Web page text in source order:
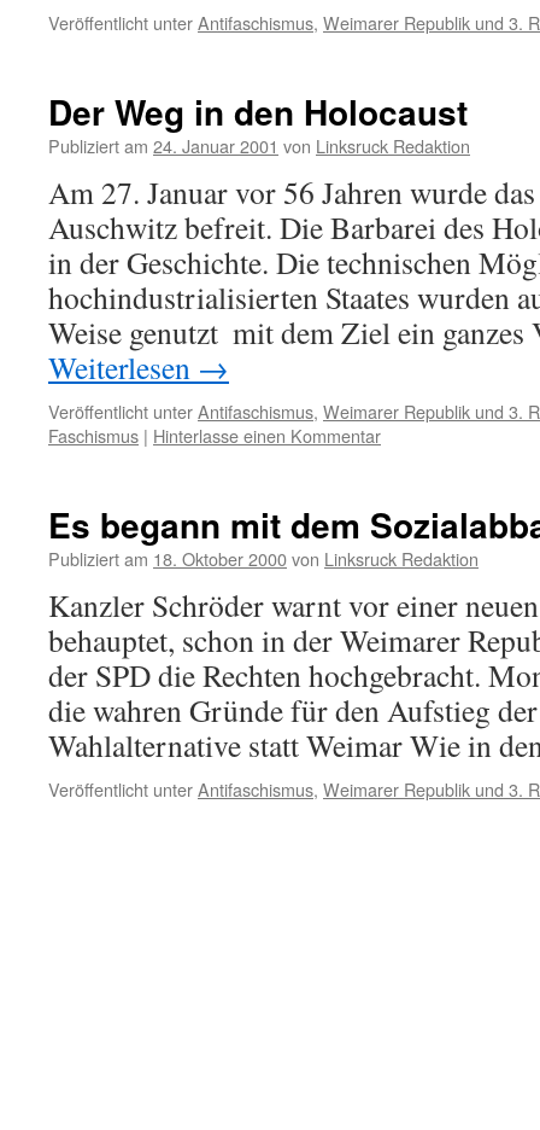
Veröffentlicht unterAntifaschismus, Weimarer Republik und 3.
Der Weg in den Holocaust
Publiziert am 24. Januar 2001 von Linksruck Redaktion
Am 27. Januar vor 56 Jahren wurde
Auschwitz befreit. Die Barbarei des
in der Geschichte. Die technischen
hochindustrialisierten Staates wurden
Weise genutzt  mit dem Ziel ein
Weiterlesen →
Veröffentlicht unterAntifaschismus, Weimarer Republik und 3.
Faschismus | Hinterlasse einen Kommentar
Es begann mit dem
Publiziert am 18. Oktober 2000von Linksruck Redaktion
Kanzler Schröder warnt vor einer
behauptet, schon in der Weimarer
der SPD die Rechten hochgebracht.
die wahren Gründe für den Aufstieg
Wahlalternative statt Weimar Wie in
Veröffentlicht unterAntifaschismus, Weimarer Republik und 3.